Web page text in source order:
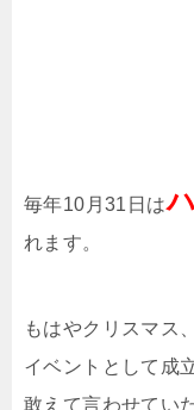
毎年10月31日は
れます。
もはやクリスマス
イベントとして成
敢えて言わせてい